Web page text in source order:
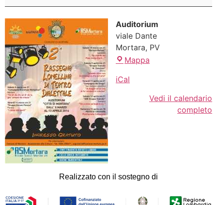
Auditorium
viale Dante
Mortara, PV
Mappa
iCal
Vedi il calendario
completo
Realizzato con il sostegno di